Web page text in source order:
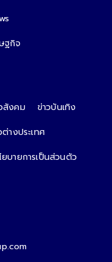
ฐกิจ
สังคม
ข่าวบันเทิง
ต่างประเทศ
ยบายการเป็นส่วนตัว